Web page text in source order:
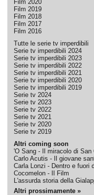
Film 2020
Film 2019
Film 2018
Film 2017
Film 2016
Tutte le serie tv imperdibili
Serie tv imperdibili 2024
Serie tv imperdibili 2023
Serie tv imperdibili 2022
Serie tv imperdibili 2021
Serie tv imperdibili 2020
Serie tv imperdibili 2019
Serie tv 2024
Serie tv 2023
Serie tv 2022
Serie tv 2021
Serie tv 2020
Serie tv 2019
Altri coming soon
'O Sang - Il miracolo di San
Carlo Acutis - Il giovane
Carla Lonzi - Dentro e fuori
Cocomelon - Il Film
L'assurda storia della
Altri prossimamente »